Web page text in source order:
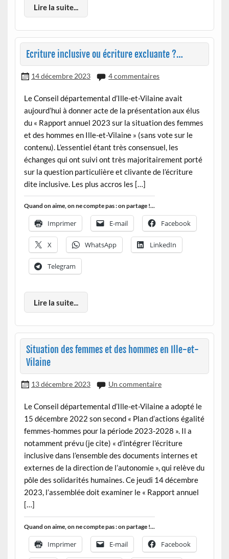
Lire la suite...
Ecriture inclusive ou écriture excluante ?…
14 décembre 2023 4 commentaires
Le Conseil départemental d’Ille-et-Vilaine avait
aujourd’hui à donner acte de la présentation aux élus
du « Rapport annuel 2023 sur la situation des femmes
et des hommes en Ille-et-Vilaine » (sans vote sur le
contenu). L’essentiel étant très consensuel, les
échanges qui ont suivi ont très majoritairement porté
sur la question particulière et clivante de l’écriture
dite inclusive. Les plus accros les […]
Quand on aime, on ne compte pas : on partage !...
Imprimer E-mail Facebook
X WhatsApp LinkedIn
Telegram
Lire la suite...
Situation des femmes et des hommes en Ille-et-
Vilaine
13 décembre 2023 Un commentaire
Le Conseil départemental d’Ille-et-Vilaine a adopté le
15 décembre 2022 son second « Plan d’actions égalité
femmes-hommes pour la période 2023-2028 ». Il a
notamment prévu (je cite) « d’intégrer l’écriture
inclusive dans l’ensemble des documents internes et
externes de la direction de l’autonomie », qui relève du
pôle des solidarités humaines. Ce jeudi 14 décembre
2023, l’assemblée doit examiner le « Rapport annuel
[…]
Quand on aime, on ne compte pas : on partage !...
Imprimer E-mail Facebook